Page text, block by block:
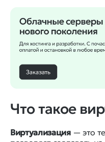
Что такое
Виртуализация— это